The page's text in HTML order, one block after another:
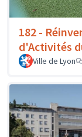
182 -
d'Activités
Ville de Lyon